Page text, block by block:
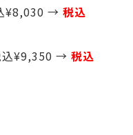
¥8,030 → 税込
込¥9,350 → 税込